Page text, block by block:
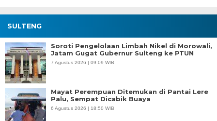
SULTENG
Soroti Pengelolaan Limbah Nikel di Morowali,
Jatam Gugat Gubernur Sulteng ke PTUN
7 Agustus 2026 | 09:09 WIB
Mayat Perempuan Ditemukan di Pantai Lere
Palu, Sempat Dicabik Buaya
6 Agustus 2026 | 18:50 WIB